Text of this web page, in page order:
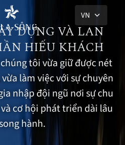
VN
DỰNG VÀ LAN
HIẾU KHÁCH
tôi vừa giữ được nét
làm việc với sự chuyên
nhập đội ngũ nơi sự chu
cơ hội phát triển dài lâu
hành.